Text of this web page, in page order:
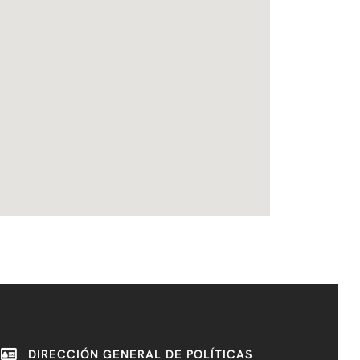
DIRECCIÓN GENERAL DE POLÍTICAS